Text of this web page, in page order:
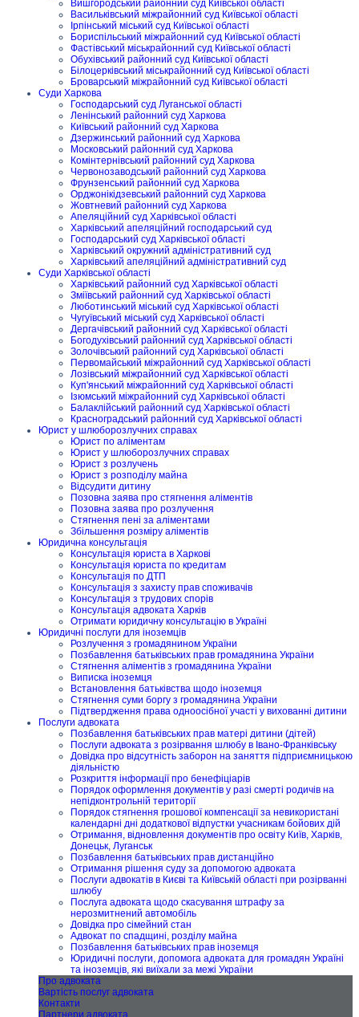
Вишгородський районний суд Київської області
Васильківський міжрайонний суд Київської області
Ірпінський міський суд Київської області
Бориспільський міжрайонний суд Київської області
Фастівський міськрайонний суд Київської області
Обухівський районний суд Київської області
Білоцерківський міськрайонний суд Київської області
Броварський міжрайонний суд Київської області
Суди Харкова
Господарський суд Луганської області
Ленінський районний суд Харкова
Київський районний суд Харкова
Дзержинський районний суд Харкова
Московський районний суд Харкова
Комінтернівський районний суд Харкова
Червонозаводський районний суд Харкова
Фрунзенський районний суд Харкова
Орджонікідзевський районний суд Харкова
Жовтневий районний суд Харкова
Апеляційний суд Харківської області
Харківський апеляційний господарський суд
Господарський суд Харківської області
Харківський окружний адміністративний суд
Харківський апеляційний адміністративний суд
Суди Харківської області
Харківський районний суд Харківської області
Зміївський районний суд Харківської області
Люботинський міський суд Харківської області
Чугуївський міський суд Харківської області
Дергачівський районний суд Харківської області
Богодухівський районний суд Харківської області
Золочівський районний суд Харківської області
Первомайський міжрайонний суд Харківської області
Лозівський міжрайонний суд Харківської області
Куп'янський міжрайонний суд Харківської області
Ізюмський міжрайонний суд Харківської області
Балаклійський районний суд Харківської області
Красноградський районний суд Харківської області
Юрист у шлюборозлучних справах
Юрист по аліментам
Юрист у шлюборозлучних справах
Юрист з розлучень
Юрист з розподілу майна
Відсудити дитину
Позовна заява про стягнення аліментів
Позовна заява про розлучення
Стягнення пені за аліментами
Збільшення розміру аліментів
Юридична консультація
Консультація юриста в Харкові
Консультація юриста по кредитам
Консультація по ДТП
Консультація з захисту прав споживачів
Консультація з трудових спорів
Консультація адвоката Харків
Отримати юридичну консультацію в Україні
Юридичні послуги для іноземців
Розлучення з громадянином України
Позбавлення батьківських прав громадянина України
Стягнення аліментів з громадянина України
Виписка іноземця
Встановлення батьківства щодо іноземця
Стягнення суми боргу з громадянина України
Підтвердження права одноосібної участі у вихованні дитини
Послуги адвоката
Позбавлення батьківських прав матері дитини (дітей)
Послуги адвоката з розірвання шлюбу в Івано-Франківську
Довідка про відсутність заборон на заняття підприємницькою
діяльністю
Розкриття інформації про бенефіціарів
Порядок оформлення документів у разі смерті родичів на
непідконтрольній території
Порядок стягнення грошової компенсації за невикористані
календарні дні додаткової відпустки учасникам бойових дій
Отримання, відновлення документів про освіту Київ, Харків,
Донецьк, Луганськ
Позбавлення батьківських прав дистанційно
Отримання рішення суду за допомогою адвоката
Послуги адвокатів в Києві та Київській області при розірванні
шлюбу
Послуга адвоката щодо скасування штрафу за
нерозмитнений автомобіль
Довідка про сімейний стан
Адвокат по спадщині, розділу майна
Позбавлення батьківських прав іноземця
Юридичні послуги, допомога адвоката для громадян Україні
та іноземців, які виїхали за межі України
Про адвоката
Вартість послуг адвоката
Контакти
Партнери адвоката